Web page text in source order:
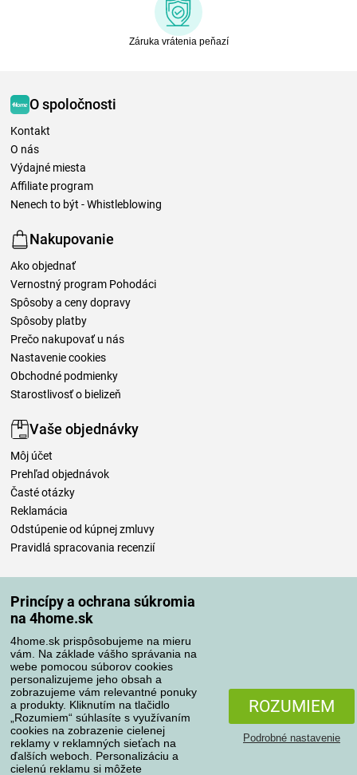
Princípy a ochrana súkromia
na 4home.sk
4home.sk prispôsobujeme na mieru
vám. Na základe vášho správania na
webe pomocou súborov cookies
personalizujeme jeho obsah a
zobrazujeme vám relevantné ponuky
a produkty. Kliknutím na tlačidlo
„Rozumiem“ súhlasíte s využívaním
cookies na zobrazenie cielenej
reklamy v reklamných sieťach na
ďalších weboch. Personalizáciu a
cielenú reklamu si môžete
ROZUMIEM
Podrobné nastavenie
Záruka vrátenia peňazí
O spoločnosti
Kontakt
O nás
Výdajné miesta
Affiliate program
Nenech to být - Whistleblowing
Nakupovanie
Ako objednať
Vernostný program Pohodáci
Spôsoby a ceny dopravy
Spôsoby platby
Prečo nakupovať u nás
Nastavenie cookies
Obchodné podmienky
Starostlivosť o bielizeň
Vaše objednávky
Môj účet
Prehľad objednávok
Časté otázky
Reklamácia
Odstúpenie od kúpnej zmluvy
Pravidlá spracovania recenzií
Spôsoby platby
Spoľahlivý obchod